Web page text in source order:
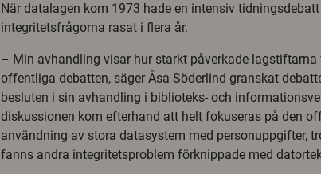
När datalagen kom 1973 hade en intensiv
integritetsfrågorna rasat i flera år.
– Min avhandling visar hur starkt påverkade lagstiftarna
offentliga debatten, säger Åsa Söderlind granskat
besluten i sin avhandling i biblioteks- och
diskussionen kom efterhand att helt fokuseras på den
användning av stora datasystem med personuppgifter,
fanns andra integritetsproblem förknippade med